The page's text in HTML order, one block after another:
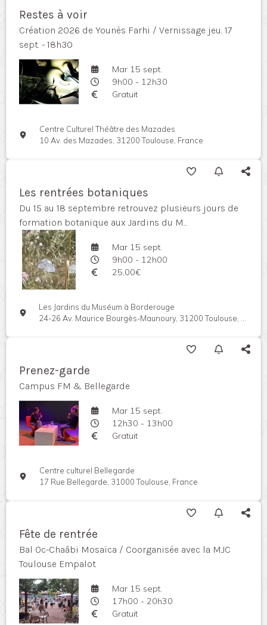
Restes à voir
Création 2026 de Younès Farhi / Vernissage jeu. 17
sept. - 18h30
Mar 15 sept.
9h00 - 12h30
Gratuit
Centre Culturel Théâtre des Mazades
10 Av. des Mazades, 31200 Toulouse, France
Les rentrées botaniques
Du 15 au 18 septembre retrouvez plusieurs jours de
formation botanique aux Jardins du M...
Mar 15 sept.
9h00 - 12h00
25,00€
Les Jardins du Muséum à Borderouge
24-26 Av. Maurice Bourgès-Maunoury, 31200 Toulouse, France
Prenez-garde
Campus FM & Bellegarde
Mar 15 sept.
12h30 - 13h00
Gratuit
Centre culturel Bellegarde
17 Rue Bellegarde, 31000 Toulouse, France
Fête de rentrée
Bal Oc-Chaâbi Mosaïca / Coorganisée avec la MJC
Toulouse Empalot
Mar 15 sept.
17h00 - 20h30
Gratuit